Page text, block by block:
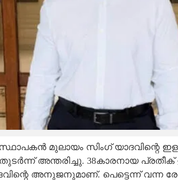
സ്ഥാപകൻ മുലായം സിംഗ് യാദവിന്റെ
അന്തരിച്ചു. 38കാരനായ
അനുജനുമാണ്. പെട്ടെന്ന് വന്ന